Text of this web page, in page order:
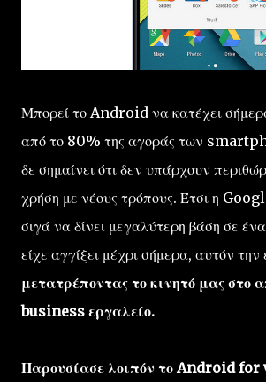
Μπορεί το Android να κατέχει
από το 80% της αγοράς των
δε σημαίνει ότι δεν υπάρχουν
χρήση με νέους τρόπους. Έτσι η
σιγά να δίνει μεγαλύτερη βάση σε
είχε αγγίξει μέχρι σήμερα, αυτόν την
μετατρέποντας το κινητό μας στο
business εργαλείο.
Παρουσίασε λοιπόν το Android